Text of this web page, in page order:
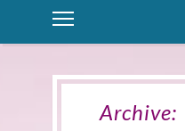
Archive: